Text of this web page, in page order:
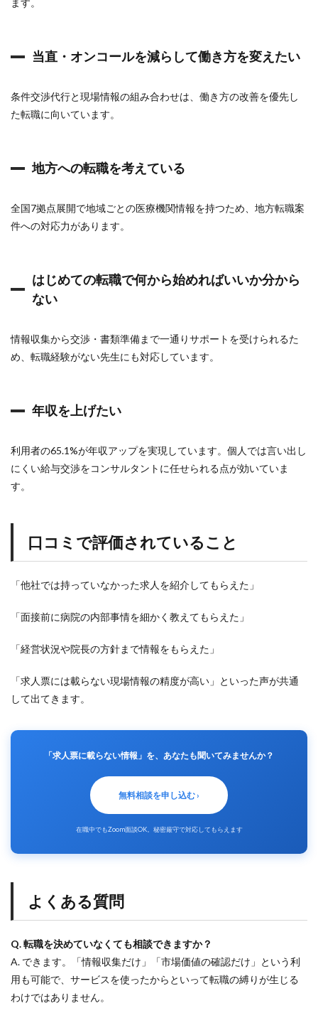
ト
使
値
あ
ます。
当直・オンコールを減らして働き方を変えたい
条件交渉代行と現場情報の組み合わせは、働き方の改善を優先し
た転職に向いています。
地方への転職を考えている
全国7拠点展開で地域ごとの医療機関情報を持つため、地方転職案
件への対応力があります。
はじめての転職で何から始めればいいか分から
ない
情報収集から交渉・書類準備まで一通りサポートを受けられるた
め、転職経験がない先生にも対応しています。
年収を上げたい
利用者の65.1%が年収アップを実現しています。個人では言い出し
にくい給与交渉をコンサルタントに任せられる点が効いていま
す。
口コミで評価されていること
「他社では持っていなかった求人を紹介してもらえた」
「面接前に病院の内部事情を細かく教えてもらえた」
「経営状況や院長の方針まで情報をもらえた」
「求人票には載らない現場情報の精度が高い」といった声が共通
して出てきます。
「求人票に載らない情報」を、あなたも聞いてみませんか？
無料相談を申し込む ›
在職中でもZoom面談OK。秘密厳守で対応してもらえます
よくある質問
Q. 転職を決めていなくても相談できますか？
A. できます。「情報収集だけ」「市場価値の確認だけ」という利
用も可能で、サービスを使ったからといって転職の縛りが生じる
わけではありません。